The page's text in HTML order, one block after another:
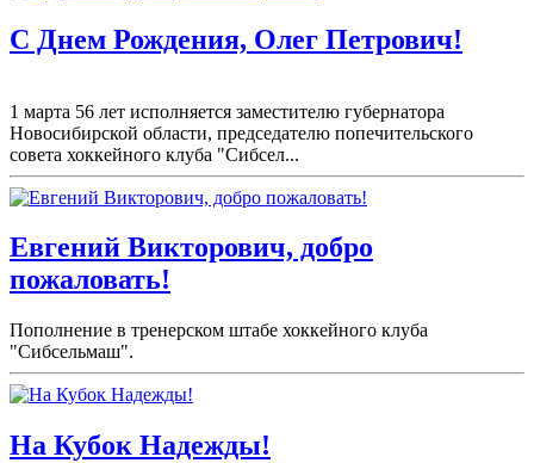
С Днем Рождения, Олег Петрович!
1 марта 56 лет исполняется заместителю губернатора
Новосибирской области, председателю попечительского
совета хоккейного клуба "Сибсел...
Евгений Викторович, добро
пожаловать!
Пополнение в тренерском штабе хоккейного клуба
"Сибсельмаш".
На Кубок Надежды!